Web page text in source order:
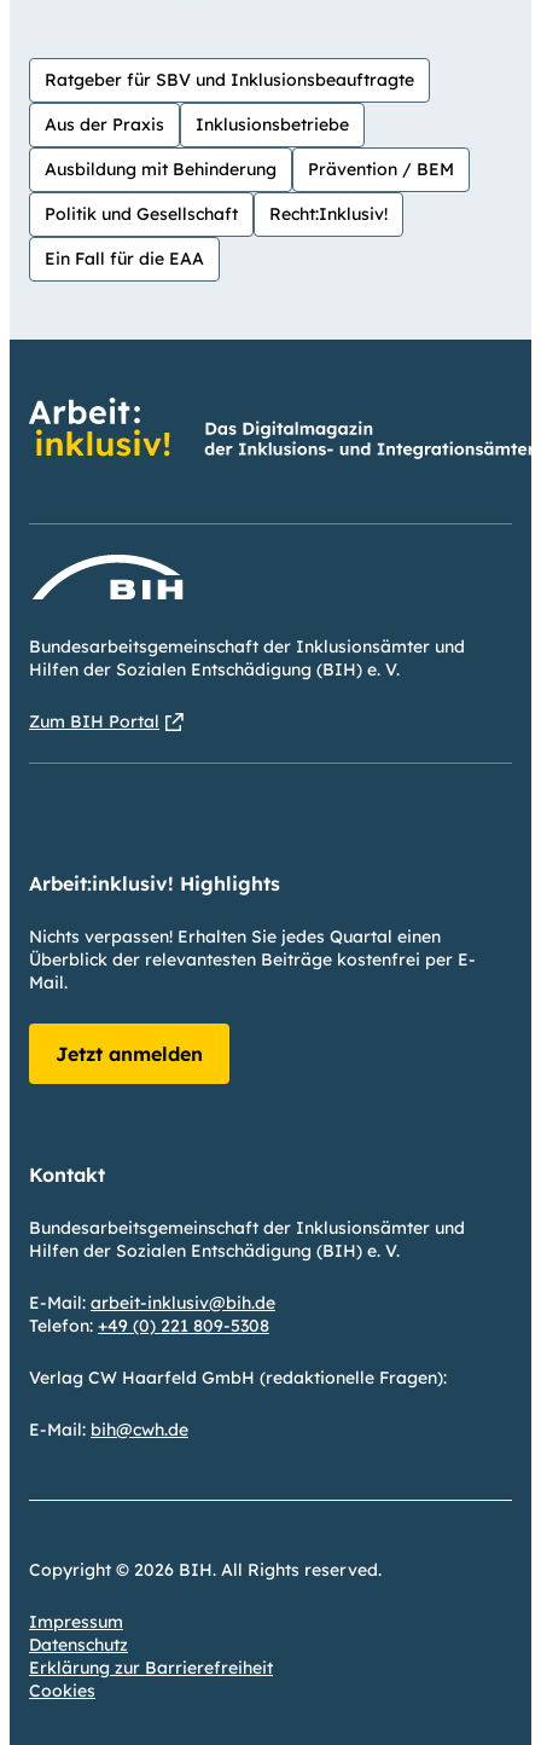
Ratgeber für SBV und Inklusionsbeauftragte
Aus der Praxis Inklusionsbetriebe
Ausbildung mit Behinderung Prävention / BEM
Politik und Gesellschaft Recht:Inklusiv!
Ein Fall für die EAA
Bundesarbeitsgemeinschaft der Inklusionsämter und
Hilfen der Sozialen Entschädigung (BIH) e. V.
Zum BIH Portal
Arbeit:inklusiv! Highlights
Nichts verpassen! Erhalten Sie jedes Quartal einen
Überblick der relevantesten Beiträge kostenfrei per E-
Mail.
Jetzt anmelden
Kontakt
Bundesarbeitsgemeinschaft der Inklusionsämter und
Hilfen der Sozialen Entschädigung (BIH) e. V.
E-Mail: arbeit-inklusiv@bih.de
Telefon: +49 (0) 221 809-5308
Verlag CW Haarfeld GmbH (redaktionelle Fragen):
E-Mail: bih@cwh.de
Copyright © 2026 BIH. All Rights reserved.
Impressum
Datenschutz
Erklärung zur Barrierefreiheit
Cookies